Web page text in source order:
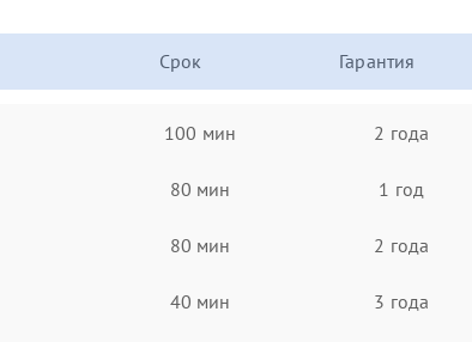
Срок Гарантия
100 мин 2 года
80 мин 1 год
80 мин 2 года
40 мин 3 года